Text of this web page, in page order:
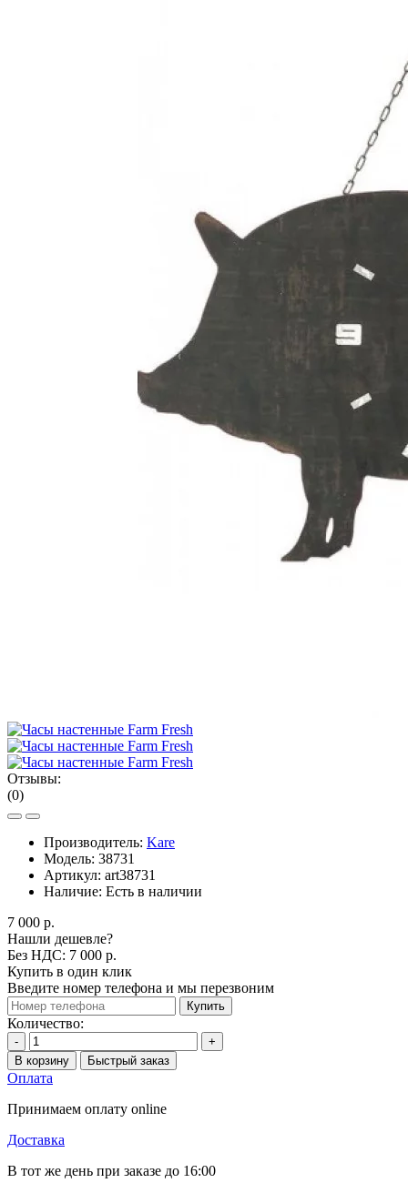
Отзывы:
(0)
Производитель: Kare
Модель: 38731
Артикул: art38731
Наличие: Есть в наличии
7 000 р.
Нашли дешевле?
Без НДС: 7 000 р.
Купить в один клик
Введите номер телефона и мы перезвоним
Купить
Количество:
-
+
В корзину
Быстрый заказ
Оплата
Принимаем оплату online
Доставка
В тот же день при заказе до 16:00